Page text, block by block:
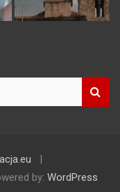
by: WordPress